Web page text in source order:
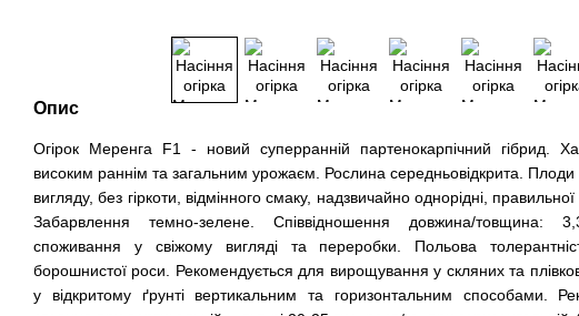
Опис
Огірок Меренга F1 - новий суперранній партенокарпічний гібрид.
високим раннім та загальним урожаєм. Рослина середньовідкрита. Плоди
вигляду, без гіркоти, відмінного смаку, надзвичайно однорідні,
Забарвлення темно-зелене. Співвідношення довжина/товщина:
споживання у свіжому вигляді та переробки. Польова
борошнистої роси. Рекомендується для вирощування у скляних та
у відкритому ґрунті вертикальним та горизонтальним способами.